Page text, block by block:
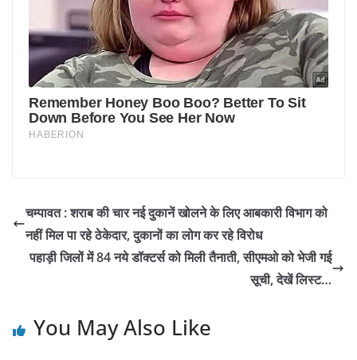
चम्पावत : शराब की चार नई दुकानें खोलने के लिए आबकारी विभाग को
नहीं मिल पा रहे ठेकेदार, दुकानों का लोग कर रहे विरोध
पहाड़ी जिलों में 84 नये डॉक्टर्स को मिली तैनाती, सीएमओ को भेजी गई
सूची, देखें लिस्ट…
You May Also Like